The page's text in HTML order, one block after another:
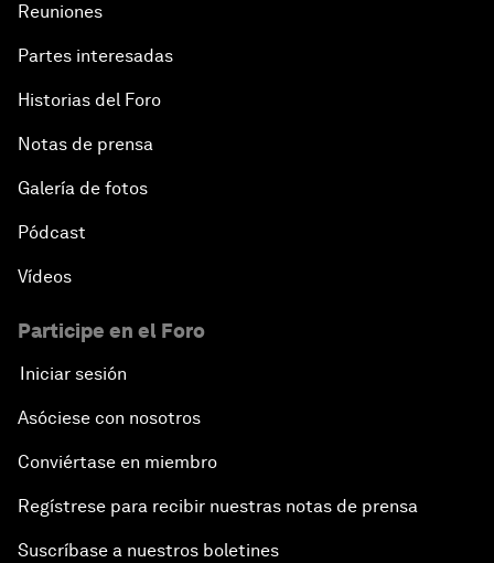
Reuniones
Partes interesadas
Historias del Foro
Notas de prensa
Galería de fotos
Pódcast
Vídeos
Participe en el Foro
Iniciar sesión
Asóciese con nosotros
Conviértase en miembro
Regístrese para recibir nuestras notas de prensa
Suscríbase a nuestros boletines